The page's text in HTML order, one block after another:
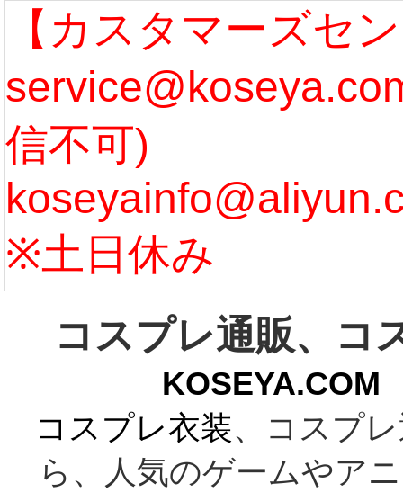
なります。 ...
[more]
ル期
まで
う...
【カスタマーズセ
信不可)
※土日休み
コスプレ通販、コ
コスプレ衣装、コスプ
ら、人気のゲームやア